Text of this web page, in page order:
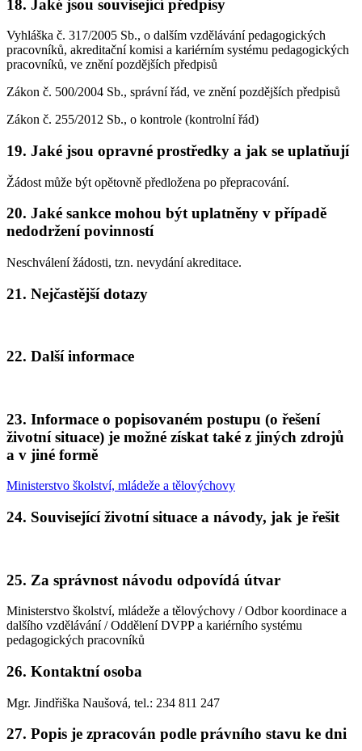
18. Jaké jsou související předpisy
Vyhláška č. 317/2005 Sb., o dalším vzdělávání pedagogických
pracovníků, akreditační komisi a kariérním systému pedagogických
pracovníků, ve znění pozdějších předpisů
Zákon č. 500/2004 Sb., správní řád, ve znění pozdějších předpisů
Zákon č. 255/2012 Sb., o kontrole (kontrolní řád)
19. Jaké jsou opravné prostředky a jak se uplatňují
Žádost může být opětovně předložena po přepracování.
20. Jaké sankce mohou být uplatněny v případě
nedodržení povinností
Neschválení žádosti, tzn. nevydání akreditace.
21. Nejčastější dotazy
22. Další informace
23. Informace o popisovaném postupu (o řešení
životní situace) je možné získat také z jiných zdrojů
a v jiné formě
Ministerstvo školství, mládeže a tělovýchovy
24. Související životní situace a návody, jak je řešit
25. Za správnost návodu odpovídá útvar
Ministerstvo školství, mládeže a tělovýchovy / Odbor koordinace a
dalšího vzdělávání / Oddělení DVPP a kariérního systému
pedagogických pracovníků
26. Kontaktní osoba
Mgr. Jindřiška Naušová, tel.: 234 811 247
27. Popis je zpracován podle právního stavu ke dni